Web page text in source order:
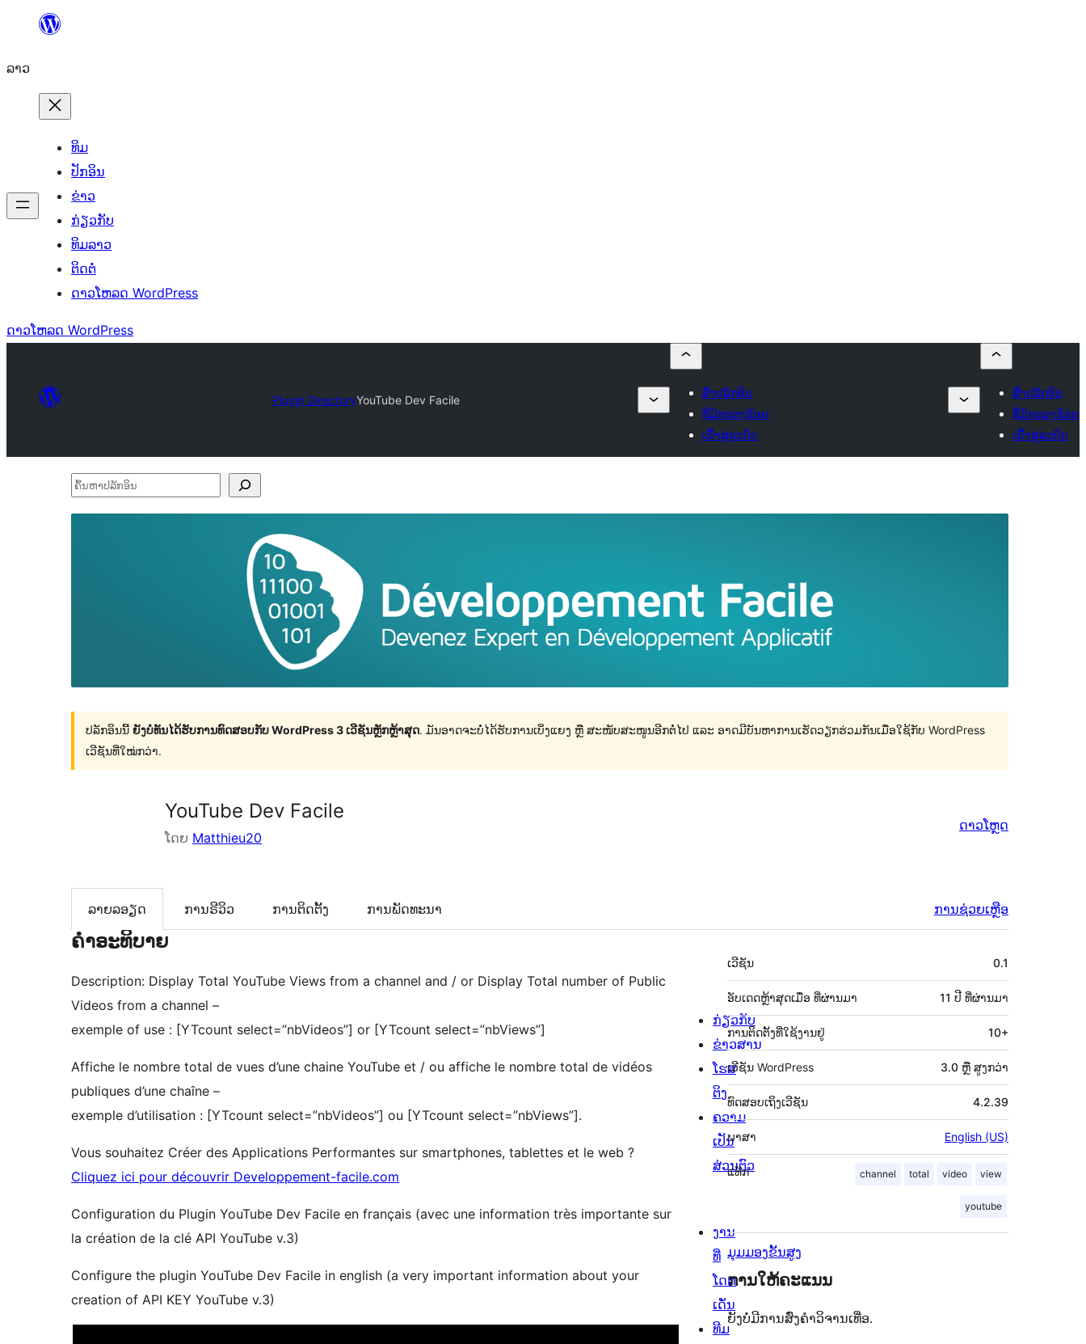
ທີ່
ເນື້ອຫາ
ລາວ
ທິມ
ປັກອິນ
ຂ່າວ
ກ່ຽວກັບ
ທິມລາວ
ຕິດຕໍ່
ດາວໂຫລດ WordPress
ດາວໂຫລດ WordPress
Plugin DirectoryYouTube Dev Facile
ສົ່ງປລັກອິນ
ທີ່ມັກຂອງຂ້ອຍ
ເຂົ້າສູ່ລະບົບ
ສົ່ງປລັກອິນ
ທີ່ມັກຂອງຂ້ອຍ
ເຂົ້າສູ່ລະບົບ
ຄົ້ນ
ປລັກອິນນີ້ ຍັງບໍ່ທັນໄດ້ຮັບການທົດສອບກັບ WordPress 3 ເວີຊັນຫຼັກຫຼ້າສຸດ. ມັນອາດຈະບໍ່ໄດ້ຮັບການເບິ່ງແຍງ ຫຼື ສະໜັບສະໜູນອີກຕໍ່ໄປ ແລະ ອາດມີບັນຫາການເຮັດວຽກຮ່ວມກັນເມື່ອໃຊ້ກັບ WordPress
ເວີຊັນທີ່ໃໝ່ກວ່າ.
YouTube Dev Facile
ໂດຍ Matthieu20
ດາວໂຫຼດ
ລາຍລອຽດ ການຣີວິວ ການຕິດຕັ້ງ ການພັດທະນາ ການຊ່ວຍເຫຼືອ
ຄຳອະທິບາຍ
Description: Display Total YouTube Views from a channel and / or Display Total number of Public
Videos from a channel –
exemple of use : [YTcount select=”nbVideos”] or [YTcount select=”nbViews”]
Affiche le nombre total de vues d’une chaine YouTube et / ou affiche le nombre total de vidéos
publiques d’une chaîne –
exemple d’utilisation : [YTcount select=”nbVideos”] ou [YTcount select=”nbViews”].
Vous souhaitez Créer des Applications Performantes sur smartphones, tablettes et le web ?
Cliquez ici pour découvrir Developpement-facile.com
Configuration du Plugin YouTube Dev Facile en français (avec une information très importante sur
la création de la clé API YouTube v.3)
Configure the plugin YouTube Dev Facile in english (a very important information about your
creation of API KEY YouTube v.3)
ຂໍ້ມູນ
ກຳກັບ
(Meta)
ເວີຊັນ 0.1
ອັບເດດຫຼ້າສຸດເມື່ອ 11 ປີ ທີ່ຜ່ານມາ
ທີ່ຜ່ານມາ
ການຕິດຕັ້ງທີ່ໃຊ້ງານຢູ່ 10+
ເວີຊັນ WordPress 3.0 ຫຼື ສູງກວ່າ
ທົດສອບເຖິງເວີຊັນ 4.2.39
ພາສາ English (US)
ແທັກ channel total video view
youtube
ມຸມມອງຂັ້ນສູງ
ການໃຫ້ຄະແນນ
ຍັງບໍ່ມີການສົ່ງຄຳວິຈານເທື່ອ.
ກ່ຽວກັບ
ຂ່າວສານ
ໂຮສ
ຕິງ
ຄວາມ
ເປັນ
ສ່ວນຕົວ
ງານ
ທີ່
ໂດດ
ເດັ່ນ
ທີມ